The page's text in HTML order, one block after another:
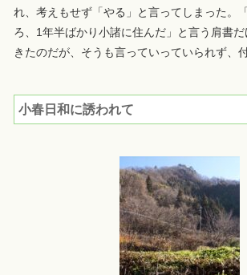
れ、考えもせず「やる」と言ってしまった。
ろ、1年半ばかり小諸に住んだ」と言う肩書
きたのだが、そうも言っていっていられず、
小春日和に誘われて